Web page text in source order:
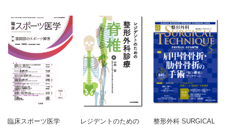
臨床スポーツ医学
レジデントのための
整形外科 SURGICAL